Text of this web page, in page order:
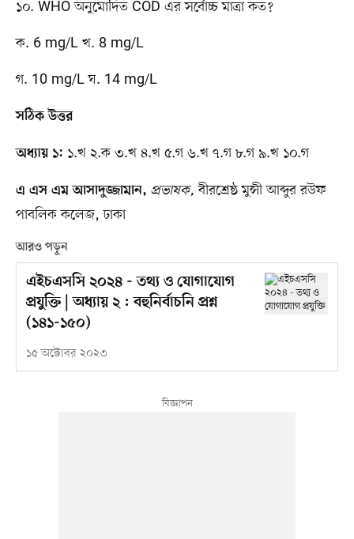
১০. WHO অনুমোদিত COD এর সর্বোচ্চ মাত্রা কত?
ক. 6 mg/L খ. 8 mg/L
গ. 10 mg/L ঘ. 14 mg/L
সঠিক উত্তর
অধ্যায় ১: ১.খ ২.ক ৩.খ ৪.খ ৫.গ ৬.খ ৭.গ ৮.গ ৯.খ ১০.গ
এ এস এম আসাদুজ্জামান, প্রভাষক, বীরশ্রেষ্ঠ মুন্সী আব্দুর রউফ
পাবলিক কলেজ, ঢাকা
আরও পড়ুন
এইচএসসি ২০২৪ - তথ্য ও যোগাযোগ
প্রযুক্তি | অধ্যায় ২ : বহুনির্বাচনি প্রশ্ন
(১৪১-১৫০)
১৫ অক্টোবর ২০২৩